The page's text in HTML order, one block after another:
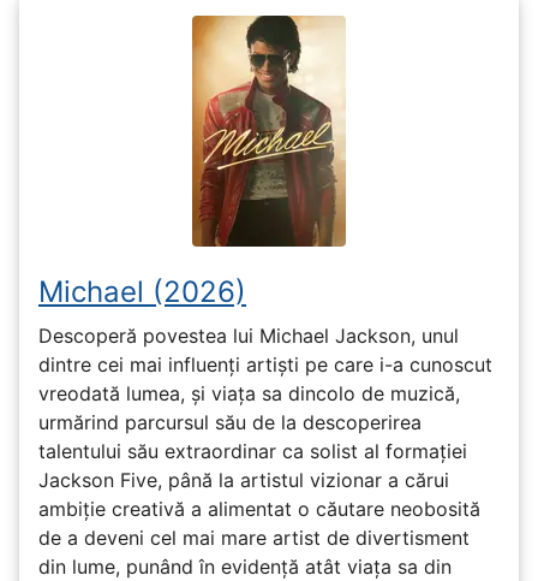
Michael (2026)
Descoperă povestea lui Michael Jackson, unul
dintre cei mai influenți artiști pe care i-a cunoscut
vreodată lumea, și viața sa dincolo de muzică,
urmărind parcursul său de la descoperirea
talentului său extraordinar ca solist al formației
Jackson Five, până la artistul vizionar a cărui
ambiție creativă a alimentat o căutare neobosită
de a deveni cel mai mare artist de divertisment
din lume, punând în evidență atât viața sa din